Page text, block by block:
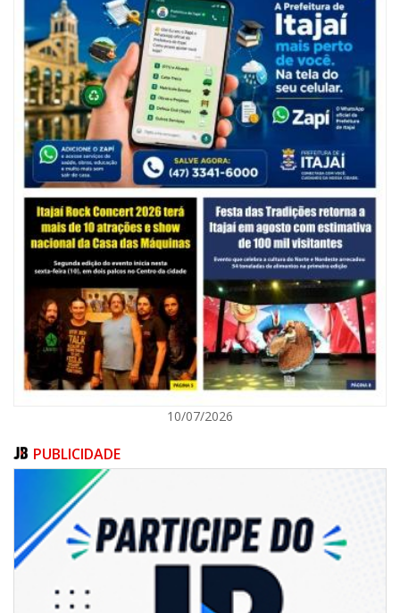
06/08/2026 | 10:14
Defesa Civil de SC monitora formação de ciclone-bomba no Sul do Brasil;
entenda como o fenômeno se forma e quais os impactos no estado
ITAJAÍ
10/07/2026
PUBLICIDADE